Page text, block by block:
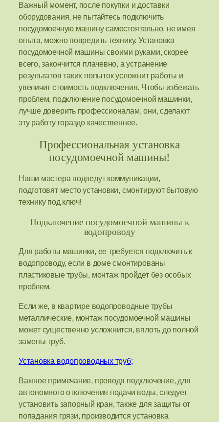
Важный момент, после покупки и доставки
оборудования, не пытайтесь подключить
посудомоечную машину самостоятельно, не имея
опыта, можно повредить технику. Установка
посудомоечной машины своими руками, скорее
всего, закончится плачевно, а устранение
результатов таких попыток усложнит работы и
увеличит стоимость подключения. Чтобы избежать
проблем, подключение посудомоечной машинки,
лучше доверить профессионалам, они, сделают
эту работу гораздо качественнее.
Профессиональная установка
посудомоечной машины!
Наши мастера подведут коммуникации,
подготовят место установки, смонтируют бытовую
технику под ключ!
Подключение посудомоечной машины к
водопроводу
Для работы машинки, ее требуется подключить к
водопроводу, если в доме смонтированы
пластиковые трубы, монтаж пройдет без особых
проблем.
Если же, в квартире водопроводные трубы
металлические, монтаж посудомоечной машины
может существенно усложнится, вплоть до полной
замены труб.
Установка водопроводных труб;
Важное примечание, проводя подключение, для
автономного отключения подачи воды, следует
установить запорный кран, также для защиты от
попадания грязи, производится установка